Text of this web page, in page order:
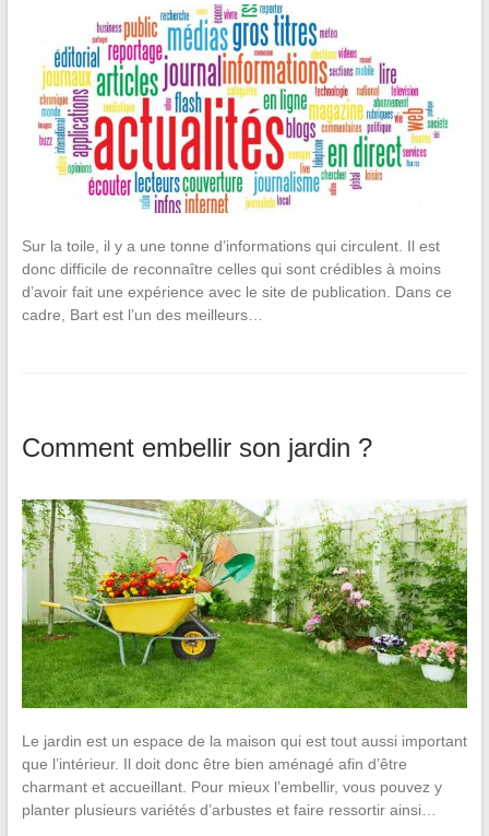
Sur la toile, il y a une tonne d’informations qui circulent. Il est
donc difficile de reconnaître celles qui sont crédibles à moins
d’avoir fait une expérience avec le site de publication. Dans ce
cadre, Bart est l’un des meilleurs…
Comment embellir son jardin ?
Le jardin est un espace de la maison qui est tout aussi important
que l’intérieur. Il doit donc être bien aménagé afin d’être
charmant et accueillant. Pour mieux l’embellir, vous pouvez y
planter plusieurs variétés d’arbustes et faire ressortir ainsi…